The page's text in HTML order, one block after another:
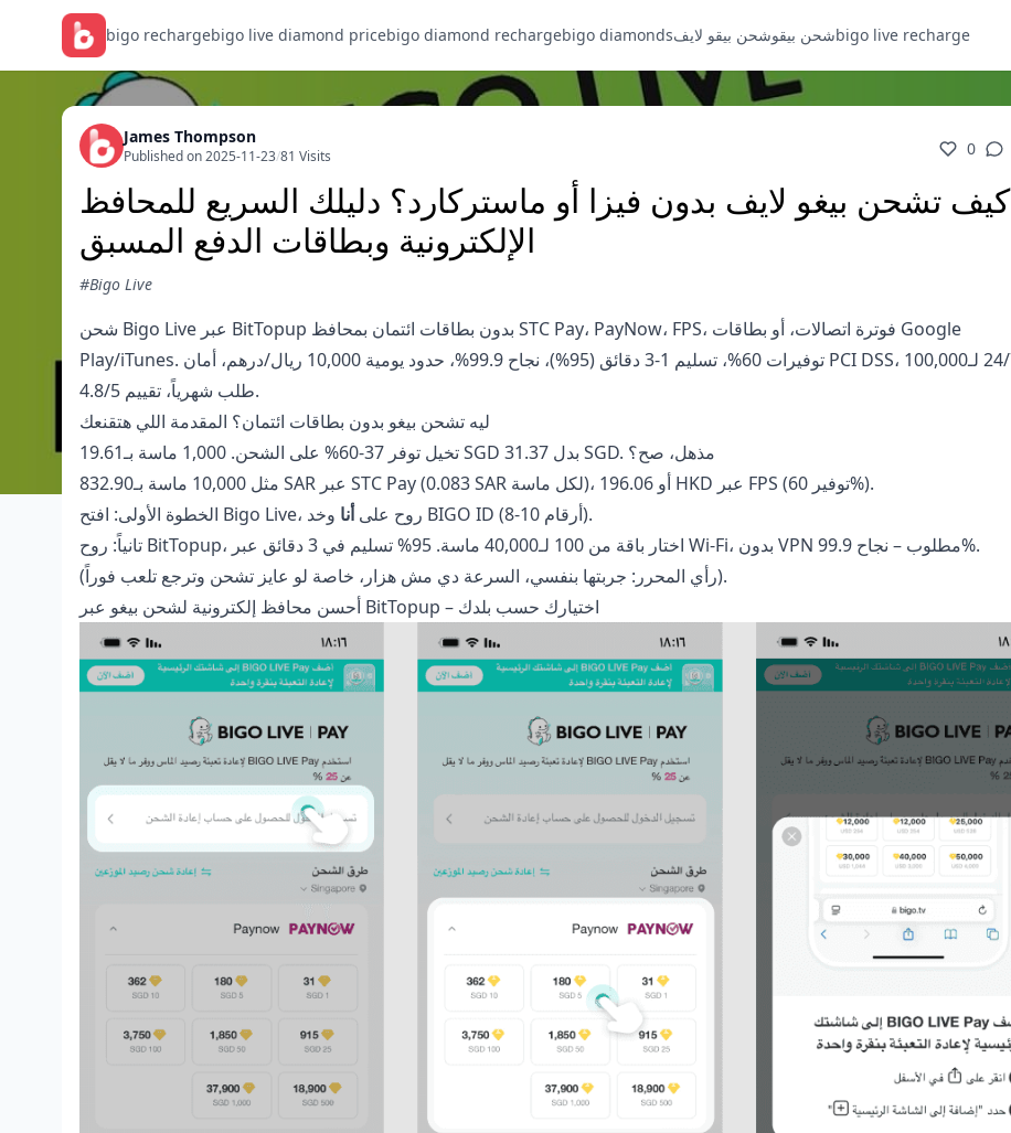
bigo rechargebigo live diamond pricebigo diamond rechargebigo diamondsشحن بيقو لايفشحن بيقوbigo live recharge
James Thompson
Published on 2025-11-23/81 Visits 0
كيف تشحن بيغو لايف بدون فيزا أو ماستركارد؟ دليلك السريع للمحافظ
الإلكترونية وبطاقات الدفع المسبق
#Bigo Live
شحن Bigo Live عبر BitTopup بدون بطاقات ائتمان بمحافظ STC Pay، PayNow، FPS، فوترة اتصالات، أو بطاقات Google
Play/iTunes. توفيرات 60%، تسليم 1-3 دقائق (95%)، نجاح 99.9%، حدود يومية 10,000 ريال/درهم، أمان PCI DSS، دعم 24/7 لـ100,000
طلب شهرياً، تقييم 4.8/5.
ليه تشحن بيغو بدون بطاقات ائتمان؟ المقدمة اللي هتقنعك
تخيل توفر 37-60% على الشحن. 1,000 ماسة بـ19.61 SGD بدل 31.37 SGD. مذهل، صح؟
مثل 10,000 ماسة بـ832.90 SAR عبر STC Pay (0.083 SAR لكل ماسة)، أو 196.06 HKD عبر FPS (توفير 60%).
الخطوة الأولى: افتح Bigo Live، روح علىأنا
وخد BIGO ID (8-10 أرقام).
تانياً: روح BitTopup، اختار باقة من 100 لـ40,000 ماسة. 95% تسليم في 3 دقائق عبر Wi-Fi، بدون VPN مطلوب – نجاح 99.9%.
(رأي المحرر: جربتها بنفسي، السرعة دي مش هزار، خاصة لو عايز تشحن وترجع تلعب فوراً).
أحسن محافظ إلكترونية لشحن بيغو عبر BitTopup – اختيارك حسب بلدك